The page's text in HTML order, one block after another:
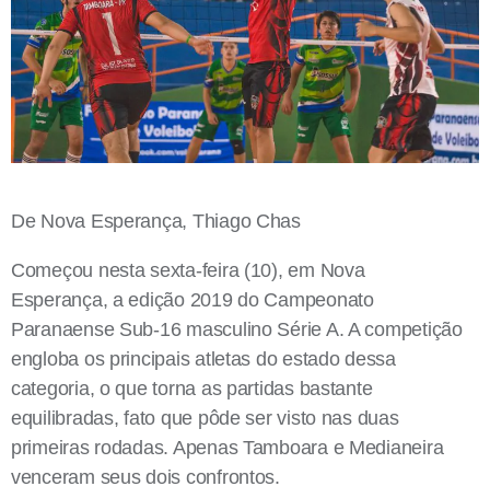
De Nova Esperança, Thiago Chas
Começou nesta sexta-feira (10), em Nova
Esperança, a edição 2019 do Campeonato
Paranaense Sub-16 masculino Série A. A competição
engloba os principais atletas do estado dessa
categoria, o que torna as partidas bastante
equilibradas, fato que pôde ser visto nas duas
primeiras rodadas. Apenas Tamboara e Medianeira
venceram seus dois confrontos.